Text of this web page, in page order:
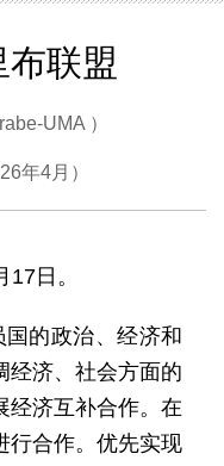
布联盟
UMA ）
年4月）
17日。
国的政治、经济和
经济、社会方面的
经济互补合作。在
行合作。优先实现